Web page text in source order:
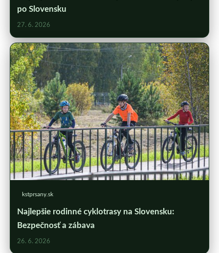
po Slovensku
27. 6. 2026
kstprsany.sk
Najlepšie rodinné cyklotrasy na Slovensku:
Bezpečnosť a zábava
26. 6. 2026